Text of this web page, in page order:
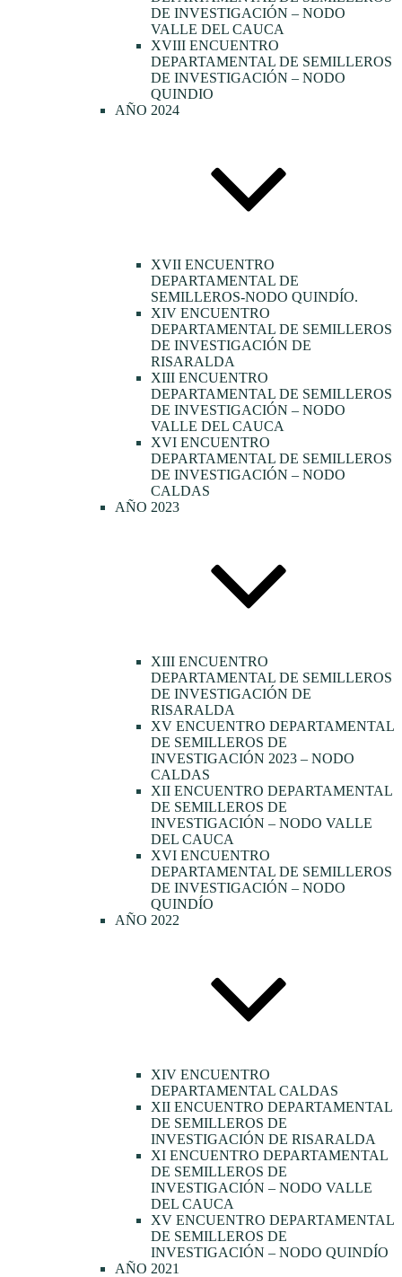
DE INVESTIGACIÓN – NODO
VALLE DEL CAUCA
XVIII ENCUENTRO
DEPARTAMENTAL DE SEMILLEROS
DE INVESTIGACIÓN – NODO
QUINDIO
AÑO 2024
XVII ENCUENTRO
DEPARTAMENTAL DE
SEMILLEROS-NODO QUINDÍO.
XIV ENCUENTRO
DEPARTAMENTAL DE SEMILLEROS
DE INVESTIGACIÓN DE
RISARALDA
XIII ENCUENTRO
DEPARTAMENTAL DE SEMILLEROS
DE INVESTIGACIÓN – NODO
VALLE DEL CAUCA
XVI ENCUENTRO
DEPARTAMENTAL DE SEMILLEROS
DE INVESTIGACIÓN – NODO
CALDAS
AÑO 2023
XIII ENCUENTRO
DEPARTAMENTAL DE SEMILLEROS
DE INVESTIGACIÓN DE
RISARALDA
XV ENCUENTRO DEPARTAMENTAL
DE SEMILLEROS DE
INVESTIGACIÓN 2023 – NODO
CALDAS
XII ENCUENTRO DEPARTAMENTAL
DE SEMILLEROS DE
INVESTIGACIÓN – NODO VALLE
DEL CAUCA
XVI ENCUENTRO
DEPARTAMENTAL DE SEMILLEROS
DE INVESTIGACIÓN – NODO
QUINDÍO
AÑO 2022
XIV ENCUENTRO
DEPARTAMENTAL CALDAS
XII ENCUENTRO DEPARTAMENTAL
DE SEMILLEROS DE
INVESTIGACIÓN DE RISARALDA
XI ENCUENTRO DEPARTAMENTAL
DE SEMILLEROS DE
INVESTIGACIÓN – NODO VALLE
DEL CAUCA
XV ENCUENTRO DEPARTAMENTAL
DE SEMILLEROS DE
INVESTIGACIÓN – NODO QUINDÍO
AÑO 2021